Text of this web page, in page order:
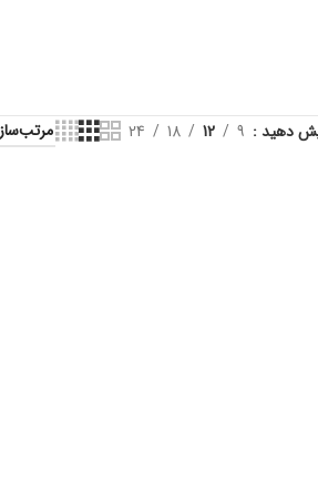
دهید 9
12
18
24